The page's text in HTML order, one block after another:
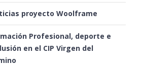
proyecto Woolframe
Profesional, deporte e
en el CIP Virgen del